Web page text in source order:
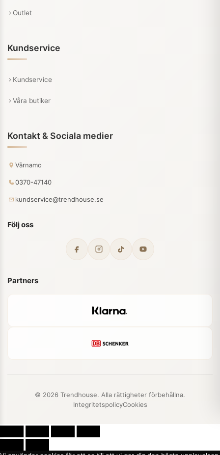
Outlet
Kundservice
Kundservice
Våra butiker
Kontakt & Sociala medier
Värnamo
0370-47140
kundservice@trendhouse.se
Följ oss
Partners
© 2026 Trendhouse. Alla rättigheter förbehållna.
IntegritetspolicyCookies